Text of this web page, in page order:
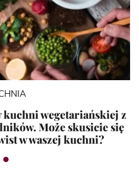
wegetariańskiej z
Może skusicie się
w waszej kuchni?